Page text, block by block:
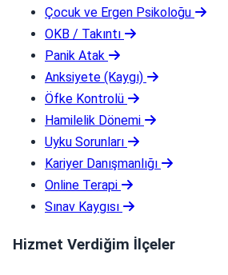
Çocuk ve Ergen Psikoloğu
OKB / Takıntı
Panik Atak
Anksiyete (Kaygı)
Öfke Kontrolü
Hamilelik Dönemi
Uyku Sorunları
Kariyer Danışmanlığı
Online Terapi
Sınav Kaygısı
Hizmet Verdiğim İlçeler